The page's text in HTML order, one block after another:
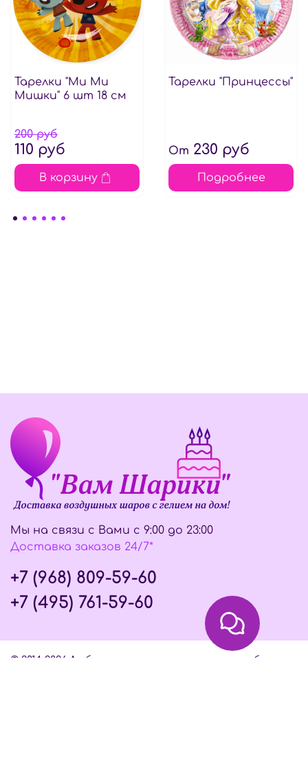
Тарелки "Ми Ми
Мишки" 6 шт 18 см
200 руб
110 руб
В корзину
Тарелки "Принцессы"
От 230 руб
Подробнее
Мы на связи с Вами с 9:00 до 23:00
Доставка заказов 24/7*
+7 (968) 809-59-60
+7 (495) 761-59-60
© 2014-2026 Любое использование контента без